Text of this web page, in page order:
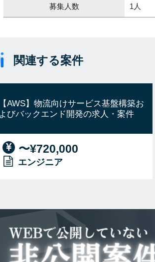
募集人数 1人
関連する案件
【AWS】物流向けサービス基盤構築お
よびバックエンド開発の求人・案件
〜¥720,000
エンジニア